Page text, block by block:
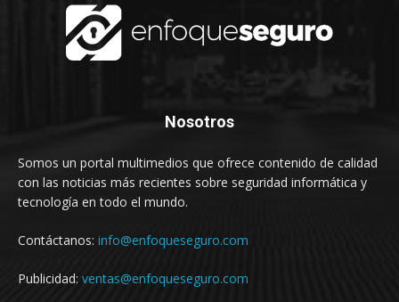
Nosotros
Somos un portal multimedios que ofrece contenido de calidad
con las noticias más recientes sobre seguridad informática y
tecnología en todo el mundo.
Contáctanos: info@enfoqueseguro.com
Publicidad: ventas@enfoqueseguro.com